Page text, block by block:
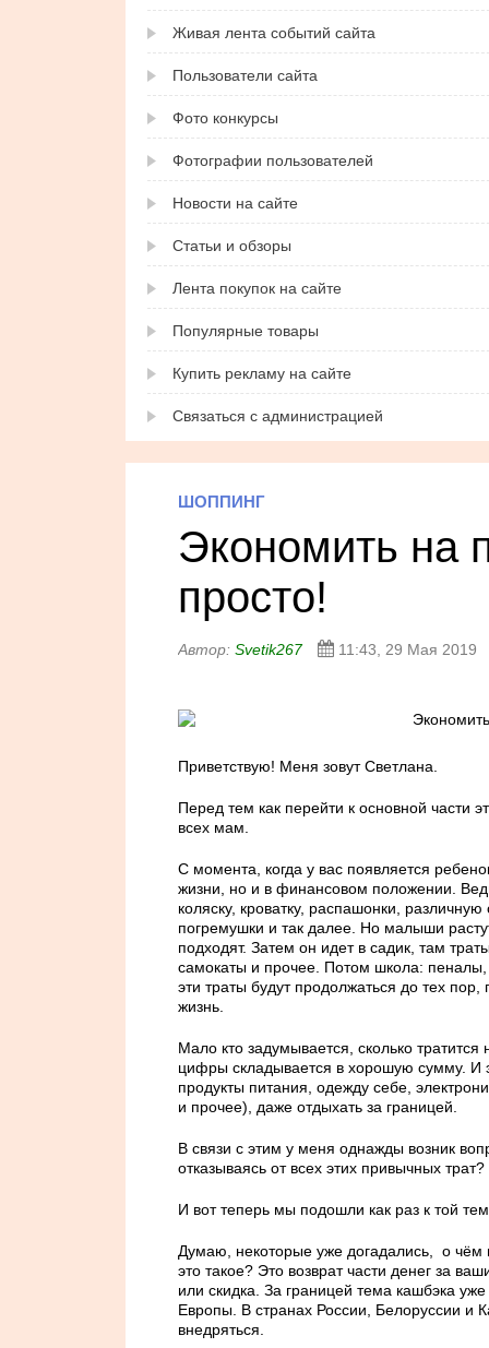
Живая лента событий сайта
Пользователи сайта
Фото конкурсы
Фотографии пользователей
Новости на сайте
Статьи и обзоры
Лента покупок на сайте
Популярные товары
Купить рекламу на сайте
Связаться с администрацией
ШОППИНГ
Экономить на
просто!
Автор: Svetik267 11:43, 29 Мая 2019
Приветствую! Меня зовут Светлана.
Перед тем как перейти к основной части
всех мам.
С момента, когда у вас появляется
жизни, но и в финансовом положении.
коляску, кроватку, распашонки,
погремушки и так далее. Но малыши
подходят. Затем он идет в садик, там
самокаты и прочее. Потом школа:
эти траты будут продолжаться до тех
жизнь.
Мало кто задумывается, сколько
цифры складывается в хорошую сумму. И
продукты питания, одежду себе,
и прочее), даже отдыхать за границей.
В связи с этим у меня однажды возник
отказываясь от всех этих привычных
И вот теперь мы подошли как раз к той
Думаю, некоторые уже догадались, о
это такое? Это возврат части денег за
или скидка. За границей тема кашбэка
Европы. В странах России, Белоруссии и
внедряться.